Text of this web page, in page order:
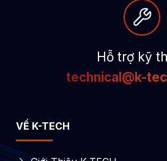
Hỗ trợ kỹ
technical@k-
VỀ K-TECH